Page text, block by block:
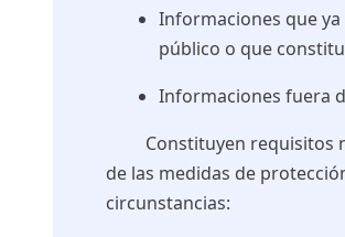
Informaciones que
público o que
Informaciones fuera
Constituyen requisitos
de las medidas de
circunstancias: